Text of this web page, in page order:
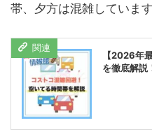
帯、夕方は混雑しています
【2026年
を徹底解説